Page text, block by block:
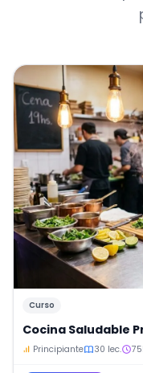
Curso
Cocina Saludable
Principiante 30 lec.